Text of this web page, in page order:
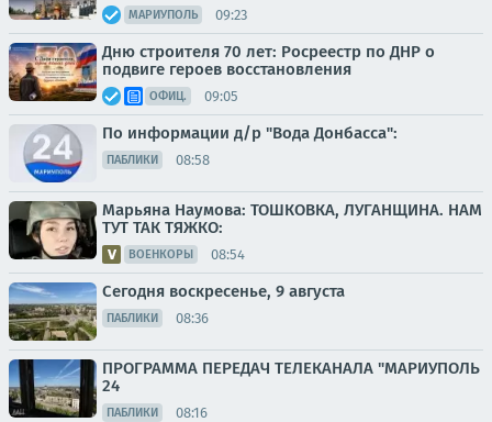
МАРИУПОЛЬ 09:23
Дню строителя 70 лет: Росреестр по ДНР о
подвиге героев восстановления
ОФИЦ. 09:05
По информации д/р "Вода Донбасса":
ПАБЛИКИ 08:58
Марьяна Наумова: ТОШКОВКА, ЛУГАНЩИНА. НАМ
ТУТ ТАК ТЯЖКО:
ВОЕНКОРЫ 08:54
Сегодня воскресенье, 9 августа
ПАБЛИКИ 08:36
ПРОГРАММА ПЕРЕДАЧ ТЕЛЕКАНАЛА "МАРИУПОЛЬ
24
ПАБЛИКИ 08:16